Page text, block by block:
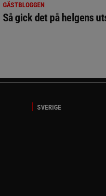
GÄSTBLOGGEN
Så gick det på helgens
SVERIGE